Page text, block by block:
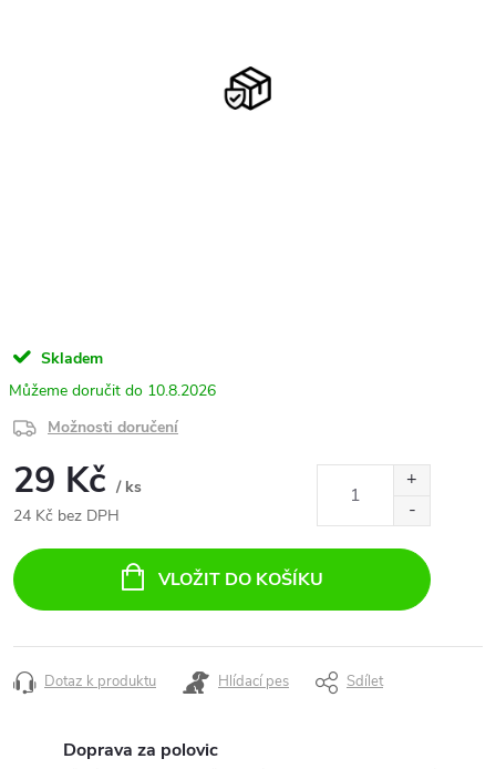
Skladem
10.8.2026
Možnosti doručení
29 Kč / ks
24 Kč bez DPH
cena:
VLOŽIT DO KOŠÍKU
Dotaz k produktu Hlídací pes Sdílet
Doprava za polovic